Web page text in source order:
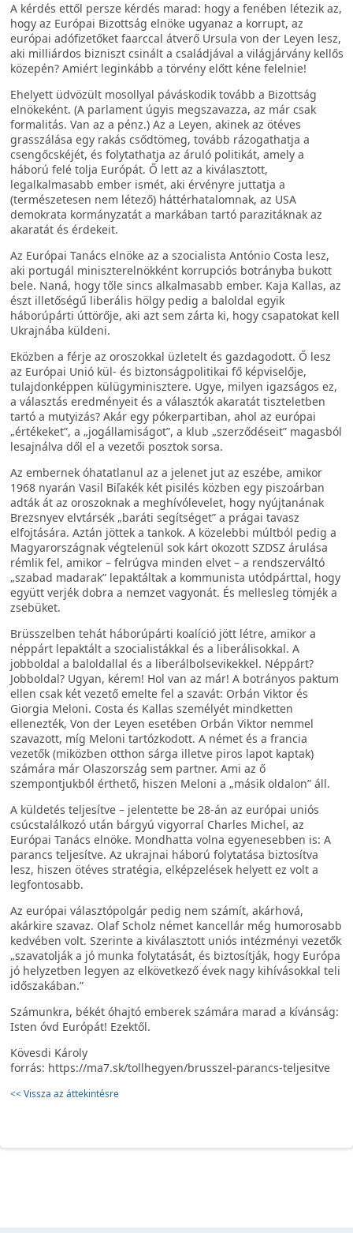
A kérdés ettől persze kérdés marad: hogy a fenében létezik az,
hogy az Európai Bizottság elnöke ugyanaz a korrupt, az
európai adófizetőket faarccal átverő Ursula von der Leyen lesz,
aki milliárdos bizniszt csinált a családjával a világjárvány kellős
közepén? Amiért leginkább a törvény előtt kéne felelnie!
Ehelyett üdvözült mosollyal páváskodik tovább a Bizottság
elnökeként. (A parlament úgyis megszavazza, az már csak
formalitás. Van az a pénz.) Az a Leyen, akinek az ötéves
grasszálása egy rakás csődtömeg, tovább rázogathatja a
csengőcskéjét, és folytathatja az áruló politikát, amely a
háború felé tolja Európát. Ő lett az a kiválasztott,
legalkalmasabb ember ismét, aki érvényre juttatja a
(természetesen nem létező) háttérhatalomnak, az USA
demokrata kormányzatát a markában tartó parazitáknak az
akaratát és érdekeit.
Az Európai Tanács elnöke az a szocialista António Costa lesz,
aki portugál miniszterelnökként korrupciós botrányba bukott
bele. Naná, hogy tőle sincs alkalmasabb ember. Kaja Kallas, az
észt illetőségű liberális hölgy pedig a baloldal egyik
háborúpárti úttörője, aki azt sem zárta ki, hogy csapatokat kell
Ukrajnába küldeni.
Eközben a férje az oroszokkal üzletelt és gazdagodott. Ő lesz
az Európai Unió kül- és biztonságpolitikai fő képviselője,
tulajdonképpen külügyminisztere. Ugye, milyen igazságos ez,
a választás eredményeit és a választók akaratát tiszteletben
tartó a mutyizás? Akár egy pókerpartiban, ahol az európai
„értékeket”, a „jogállamiságot”, a klub „szerződéseit” magasból
lesajnálva dől el a vezetői posztok sorsa.
Az embernek óhatatlanul az a jelenet jut az eszébe, amikor
1968 nyarán Vasil Biľakék két pisilés közben egy piszoárban
adták át az oroszoknak a meghívólevelet, hogy nyújtanának
Brezsnyev elvtársék „baráti segítséget” a prágai tavasz
elfojtására. Aztán jöttek a tankok. A közelebbi múltból pedig a
Magyarországnak végtelenül sok kárt okozott SZDSZ árulása
rémlik fel, amikor – felrúgva minden elvet – a rendszerváltó
„szabad madarak” lepaktáltak a kommunista utódpárttal, hogy
együtt verjék dobra a nemzet vagyonát. És mellesleg tömjék a
zsebüket.
Brüsszelben tehát háborúpárti koalíció jött létre, amikor a
néppárt lepaktált a szocialistákkal és a liberálisokkal. A
jobboldal a baloldallal és a liberálbolsevikekkel. Néppárt?
Jobboldal? Ugyan, kérem! Hol van az már! A botrányos paktum
ellen csak két vezető emelte fel a szavát: Orbán Viktor és
Giorgia Meloni. Costa és Kallas személyét mindketten
ellenezték, Von der Leyen esetében Orbán Viktor nemmel
szavazott, míg Meloni tartózkodott. A német és a francia
vezetők (miközben otthon sárga illetve piros lapot kaptak)
számára már Olaszország sem partner. Ami az ő
szempontjukból érthető, hiszen Meloni a „másik oldalon” áll.
A küldetés teljesítve – jelentette be 28-án az európai uniós
csúcstalálkozó után bárgyú vigyorral Charles Michel, az
Európai Tanács elnöke. Mondhatta volna egyenesebben is: A
parancs teljesítve. Az ukrajnai háború folytatása biztosítva
lesz, hiszen ötéves stratégia, elképzelések helyett ez volt a
legfontosabb.
Az európai választópolgár pedig nem számít, akárhová,
akárkire szavaz. Olaf Scholz német kancellár még humorosabb
kedvében volt. Szerinte a kiválasztott uniós intézményi vezetők
„szavatolják a jó munka folytatását, és biztosítják, hogy Európa
jó helyzetben legyen az elkövetkező évek nagy kihívásokkal teli
időszakában.”
Számunkra, békét óhajtó emberek számára marad a kívánság:
Isten óvd Európát! Ezektől.
Kövesdi Károly
forrás: https://ma7.sk/tollhegyen/brusszel-parancs-teljesitve
<< Vissza az áttekintésre